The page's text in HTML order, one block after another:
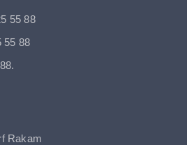
55 88
55 88
Rakam